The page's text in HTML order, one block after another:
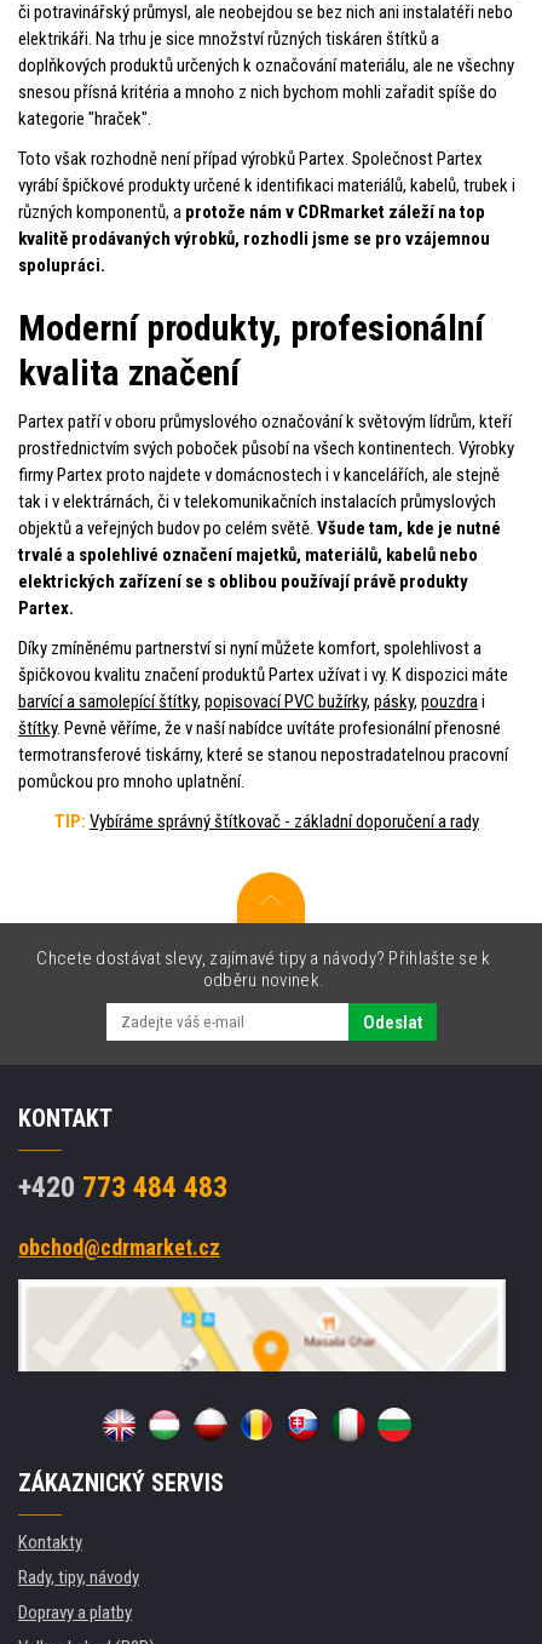
či potravinářský průmysl, ale neobejdou se bez nich ani instalatéři nebo
elektrikáři. Na trhu je sice množství různých tiskáren štítků a
doplňkových produktů určených k označování materiálu, ale ne všechny
snesou přísná kritéria a mnoho z nich bychom mohli zařadit spíše do
kategorie "hraček".
Toto však rozhodně není případ výrobků Partex. Společnost Partex
vyrábí špičkové produkty určené k identifikaci materiálů, kabelů, trubek i
různých komponentů, a protože nám v CDRmarket záleží na top
kvalitě prodávaných výrobků, rozhodli jsme se pro vzájemnou
spolupráci.
Moderní produkty, profesionální
kvalita značení
Partex patří v oboru průmyslového označování k světovým lídrům, kteří
prostřednictvím svých poboček působí na všech kontinentech. Výrobky
firmy Partex proto najdete v domácnostech i v kancelářích, ale stejně
tak i v elektrárnách, či v telekomunikačních instalacích průmyslových
objektů a veřejných budov po celém světě. Všude tam, kde je nutné
trvalé a spolehlivé označení majetků, materiálů, kabelů nebo
elektrických zařízení se s oblibou používají právě produkty
Partex.
Díky zmíněnému partnerství si nyní můžete komfort, spolehlivost a
špičkovou kvalitu značení produktů Partex užívat i vy. K dispozici máte
barvící a samolepící štítky, popisovací PVC bužírky, pásky, pouzdrai
štítky. Pevně ​​věříme, že v naší nabídce uvítáte profesionální přenosné
termotransferové tiskárny, které se stanou nepostradatelnou pracovní
pomůckou pro mnoho uplatnění.
TIP: Vybíráme správný štítkovač - základní doporučení a rady
Chcete dostávat slevy, zajímavé tipy a návody? Přihlašte se k
odběru novinek.
Odeslat
KONTAKT
+420 773 484 483
obchod@cdrmarket.cz
ZÁKAZNICKÝ SERVIS
Kontakty
Rady, tipy, návody
Dopravy a platby